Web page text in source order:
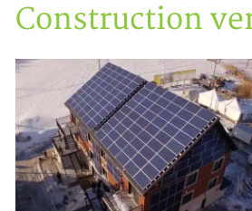
Accueil
Articles
Construction verte
Construction